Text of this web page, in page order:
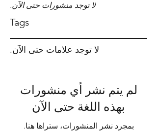
لا توجد منشورات حتى الآن.
Tags
لا توجد علامات حتى الآن.
لم يتم نشر أي منشورات
بهذه اللغة حتى الآن
بمجرد نشر المنشورات، ستراها هنا.